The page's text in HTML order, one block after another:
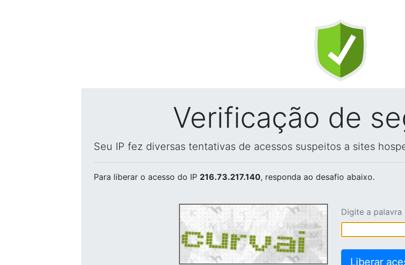
Verificação de
Seu IP fez diversas tentativas de acessos suspeitos a sites
Para liberar o acesso do IP 216.73.217.140, responda ao desafio abaixo.
Digite a